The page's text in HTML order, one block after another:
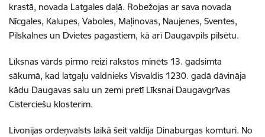
krastā, novada Latgales daļā. Robežojas ar sava novada
Nīcgales, Kalupes, Vaboles, Maļinovas, Naujenes, Sventes,
Pilskalnes un Dvietes pagastiem, kā arī Daugavpils pilsētu.
Līksnas vārds pirmo reizi rakstos minēts 13. gadsimta
sākumā, kad latgaļu valdnieks Visvaldis 1230. gadā dāvināja
kādu Daugavas salu un zemi pretī Līksnai Daugavgrīvas
Cisterciešu klosterim.
Livonijas ordeņvalsts laikā šeit valdīja Dinaburgas komturi. No